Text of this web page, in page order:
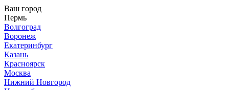
Ваш город
Пермь
Волгоград
Воронеж
Екатеринбург
Казань
Красноярск
Москва
Нижний Новгород